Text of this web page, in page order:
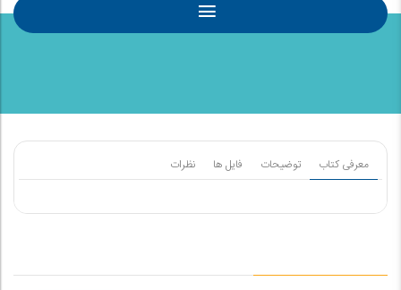
معرفی کتاب توضیحات فایل ها نظرات